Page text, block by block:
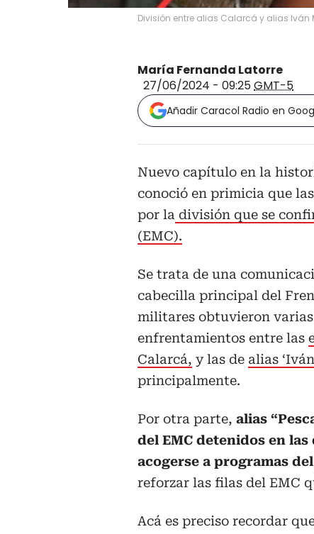
División entre alias Calarcá y alias Iván
María Fernanda Latorre
27/06/2024 - 09:25GMT-5
Añadir Caracol Radio en
Nuevo capítulo en la
conoció en primicia que
por la división que se
(EMC).
Se trata de una
cabecilla principal del
militares obtuvieron
enfrentamientos entre las
Calarcá, y las de alias
principalmente.
Por otra parte, alias
del EMC detenidos en
acogerse a programas
reforzar las filas del EMC
Acá es preciso recordar